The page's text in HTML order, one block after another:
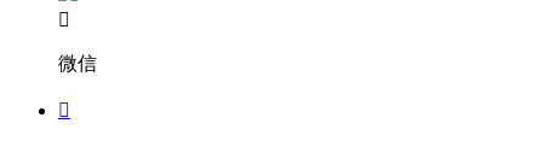

微信
